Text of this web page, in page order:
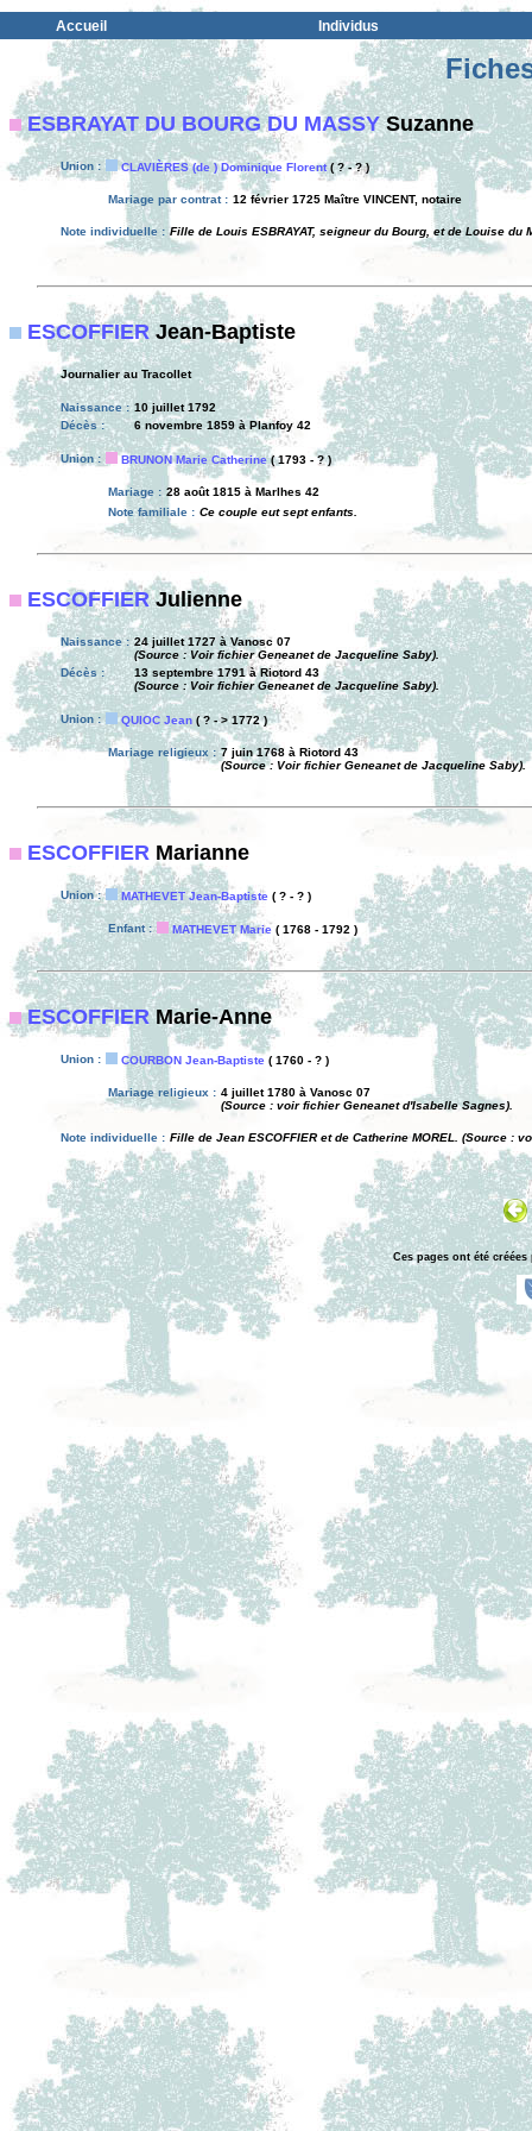
Accueil Individus
ESBRAYAT DU BOURG DU MASSYSuzanne
Union : CLAVIÈRES (de ) Dominique Florent( ? - ? )
Mariage par contrat : 12 février 1725 Maître VINCENT, notaire
Note individuelle : Fille de Louis ESBRAYAT, seigneur du Bourg, et de Louise
ESCOFFIERJean-Baptiste
Journalier au Tracollet
Naissance : 10 juillet 1792
Décès :
6 novembre 1859 à Planfoy 42
Union : BRUNON Marie Catherine( 1793 - ? )
Mariage : 28 août 1815 à Marlhes 42
Note familiale : Ce couple eut sept enfants.
ESCOFFIERJulienne
Naissance : 24 juillet 1727 à Vanosc 07
(Source : Voir fichier Geneanet de Jacqueline Saby).
Décès :
13 septembre 1791 à Riotord 43
(Source : Voir fichier Geneanet de Jacqueline Saby).
Union : QUIOC Jean ( ? - > 1772 )
Mariage religieux : 7 juin 1768 à Riotord 43
(Source : Voir fichier Geneanet de Jacqueline Saby).
ESCOFFIER Marianne
Union : MATHEVET Jean-Baptiste ( ? - ? )
Enfant : MATHEVET Marie ( 1768 - 1792 )
ESCOFFIERMarie-Anne
Union : COURBON Jean-Baptiste ( 1760 - ? )
Mariage religieux : 4 juillet 1780 à Vanosc 07
(Source : voir fichier Geneanet d'Isabelle Sagnes).
Note individuelle : Fille de Jean ESCOFFIER et de Catherine MOREL. (Source :
Ces pages ont été